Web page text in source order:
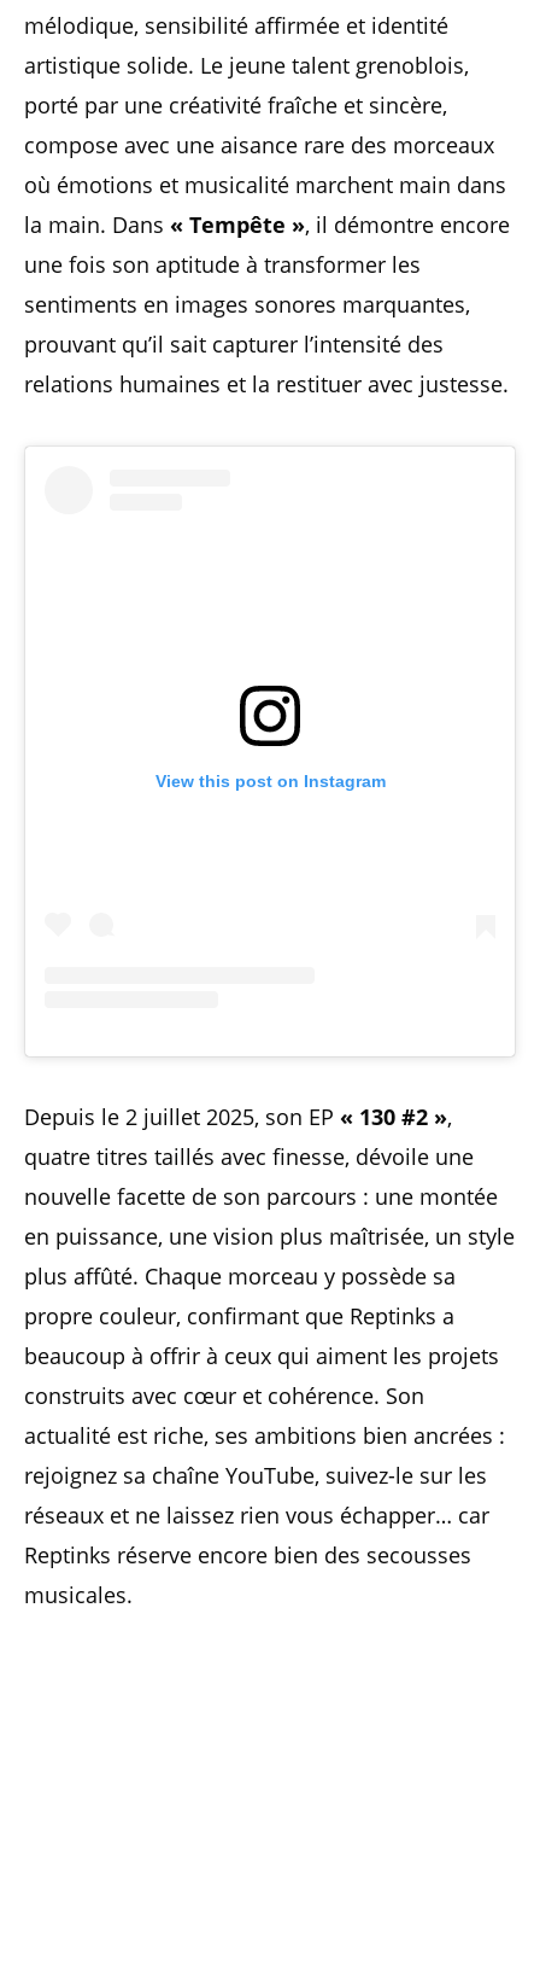
mélodique, sensibilité affirmée et identité
artistique solide. Le jeune talent grenoblois,
porté par une créativité fraîche et sincère,
compose avec une aisance rare des morceaux
où émotions et musicalité marchent main dans
la main. Dans « Tempête », il démontre encore
une fois son aptitude à transformer les
sentiments en images sonores marquantes,
prouvant qu’il sait capturer l’intensité des
relations humaines et la restituer avec justesse.
View this post on Instagram
Depuis le 2 juillet 2025, son EP « 130 #2 »,
quatre titres taillés avec finesse, dévoile une
nouvelle facette de son parcours : une montée
en puissance, une vision plus maîtrisée, un style
plus affûté. Chaque morceau y possède sa
propre couleur, confirmant que Reptinks a
beaucoup à offrir à ceux qui aiment les projets
construits avec cœur et cohérence. Son
actualité est riche, ses ambitions bien ancrées :
rejoignez sa chaîne YouTube, suivez-le sur les
réseaux et ne laissez rien vous échapper… car
Reptinks réserve encore bien des secousses
musicales.